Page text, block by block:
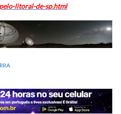
litoral-de-sp.html